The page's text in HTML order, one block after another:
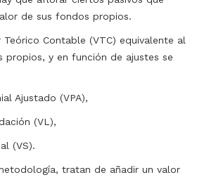
de sus fondos propios.
Contable (VTC) equivalente al
propios, y en función de ajustes se
Ajustado (VPA),
(VL),
(VS).
tratan de añadir un valor